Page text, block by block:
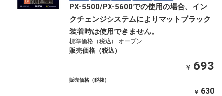
PX-5500/PX-5600での使用の場合、イン
クチェンジシステムによりマットブラック
装着時は使用できません。
標準価格（税込） オープン
販売価格（税込）
￥ 693
販売価格（税抜）
￥ 630